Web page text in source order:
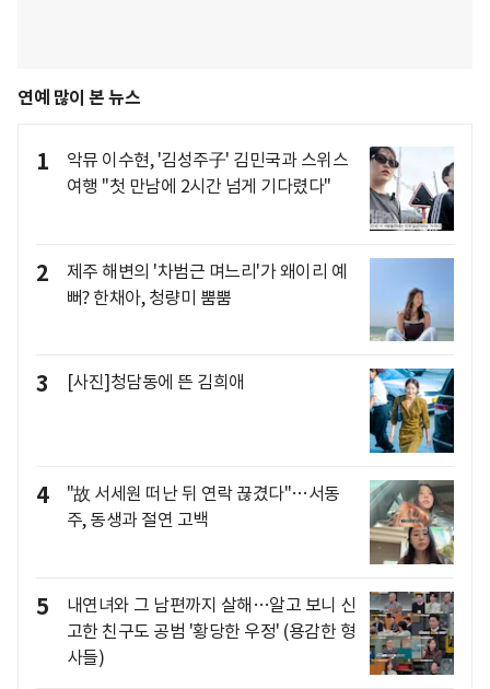
연예 많이 본 뉴스
1
악뮤 이수현, '김성주子' 김민국과 스위스
여행 "첫 만남에 2시간 넘게 기다렸다"
2
제주 해변의 '차범근 며느리'가 왜이리 예
뻐? 한채아, 청량미 뿜뿜
3 [사진]청담동에 뜬 김희애
4
"故 서세원 떠난 뒤 연락 끊겼다"…서동
주, 동생과 절연 고백
5
내연녀와 그 남편까지 살해…알고 보니 신
고한 친구도 공범 '황당한 우정' (용감한 형
사들)